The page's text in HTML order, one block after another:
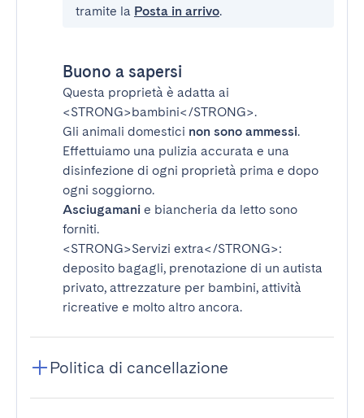
tramite la Posta in arrivo.
Buono a sapersi
Questa proprietà è adatta ai
<STRONG>bambini</STRONG>.
Gli animali domestici non sono ammessi.
Effettuiamo una pulizia accurata e una
disinfezione di ogni proprietà prima e dopo
ogni soggiorno.
Asciugamani e biancheria da letto sono
forniti.
<STRONG>Servizi extra</STRONG>:
deposito bagagli, prenotazione di un autista
privato, attrezzature per bambini, attività
ricreative e molto altro ancora.
Politica di cancellazione